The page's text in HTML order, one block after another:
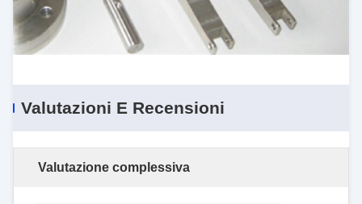
Valutazioni E Recensioni
Valutazione complessiva